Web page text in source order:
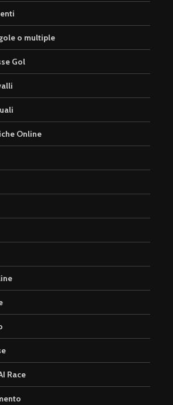
o multiple
Gol
Online
Race